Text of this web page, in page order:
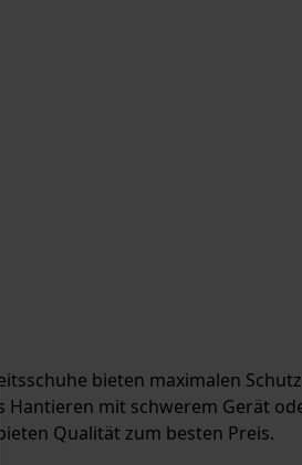
bieten maximalen
Hantieren mit schwerem Gerät
Qualität zum besten Preis.